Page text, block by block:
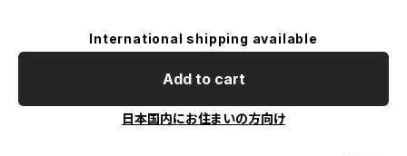
International shipping available
Add to cart
日本国内にお住まいの方向け